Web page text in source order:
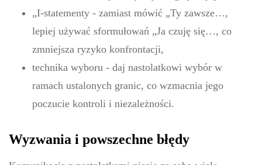
„I-statementy - zamiast mówić „Ty zawsze…,
lepiej używać sformułowań „Ja czuję się…, co
zmniejsza ryzyko konfrontacji,
technika wyboru - daj nastolatkowi wybór w
ramach ustalonych granic, co wzmacnia jego
poczucie kontroli i niezależności.
Wyzwania i powszechne błędy